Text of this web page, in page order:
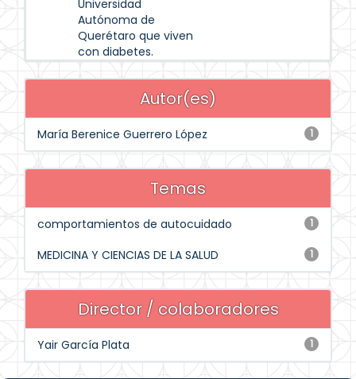
Universidad
Autónoma de
Querétaro que viven
con diabetes.
Autor(es)
1
María Berenice Guerrero López
Temas
1
comportamientos de autocuidado
1
MEDICINA Y CIENCIAS DE LA SALUD
Director / colaboradores
1
Yair García Plata